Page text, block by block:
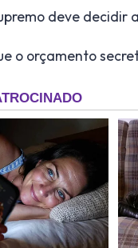
deve decidir
o orçamento